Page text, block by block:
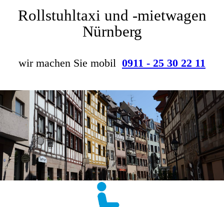
Rollstuhltaxi und -mietwagen
Nürnberg
wir machen Sie mobil 0911 - 25 30 22 11